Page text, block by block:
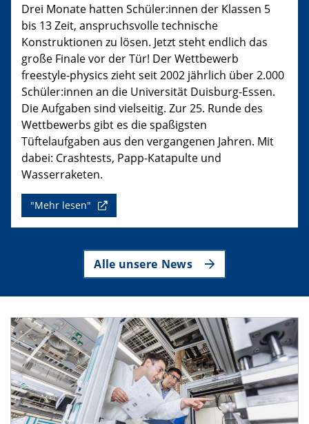
Drei Monate hatten Schüler:innen der Klassen 5
bis 13 Zeit, anspruchsvolle technische
Konstruktionen zu lösen. Jetzt steht endlich das
große Finale vor der Tür! Der Wettbewerb
freestyle-physics zieht seit 2002 jährlich über 2.000
Schüler:innen an die Universität Duisburg-Essen.
Die Aufgaben sind vielseitig. Zur 25. Runde des
Wettbewerbs gibt es die spaßigsten
Tüftelaufgaben aus den vergangenen Jahren. Mit
dabei: Crashtests, Papp-Katapulte und
Wasserraketen.
"Mehr lesen"
Alle unsere News